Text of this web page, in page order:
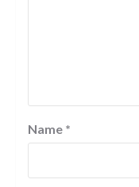
Name *